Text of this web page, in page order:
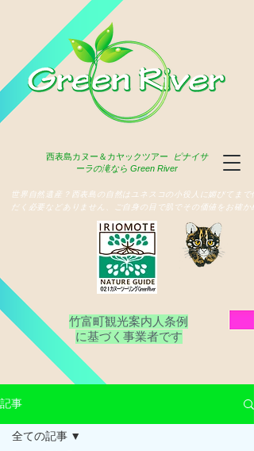
西表島カヌー＆カヤックツアー
ピナイサ
ーラの滝なら Green River
竹富町観光案内人条例
​に基づく事業者です
世界自然遺産？西表島の自然はユネスコの小役人に媚びてまで
だく必要などありません、ご自身の目で肌でその価値をお確か
記事
全ての記事